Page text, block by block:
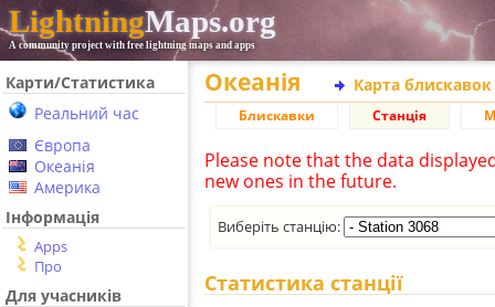
LightningMaps.org
A community project with free lightning maps and apps
Карти/Статистика
Реальний час
Європа
Океанія
Америка
Інформація
Apps
Про
Для учасників
Океанія Карта
Блискавки Станція
Please note that the data
new ones in the future.
Виберіть станцію:
Статистика станції